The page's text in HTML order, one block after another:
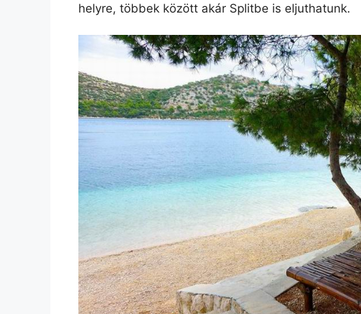
helyre, többek között akár Splitbe is eljuthatunk.